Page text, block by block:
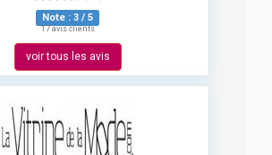
Note : 3 / 5
17 avis clients
voir tous les avis